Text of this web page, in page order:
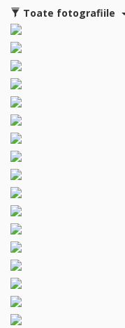
Toate fotografiile